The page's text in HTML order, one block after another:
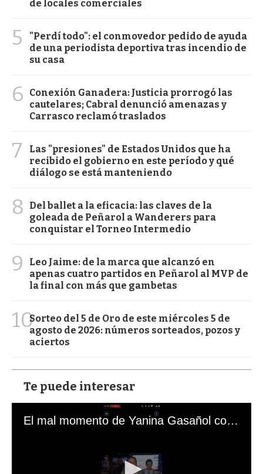
de locales comerciales
5
"Perdí todo": el conmovedor pedido de ayuda
de una periodista deportiva tras incendio de
su casa
6
Conexión Ganadera: Justicia prorrogó las
cautelares; Cabral denunció amenazas y
Carrasco reclamó traslados
7
Las "presiones" de Estados Unidos que ha
recibido el gobierno en este período y qué
diálogo se está manteniendo
8
Del ballet a la eficacia: las claves de la
goleada de Peñarol a Wanderers para
conquistar el Torneo Intermedio
9
Leo Jaime: de la marca que alcanzó en
apenas cuatro partidos en Peñarol al MVP de
la final con más que gambetas
10Sorteo del 5 de Oro de este miércoles 5 de
agosto de 2026: números sorteados, pozos y
aciertos
Te puede interesar
El mal momento de Yanina Gasañol con un hincha argentino en "Subrayado"